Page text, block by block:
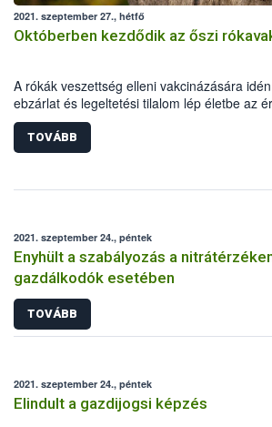
2021. szeptember 27., hétfő
Októberben kezdődik az őszi
A rókák veszettség elleni vakcinázására
ebzárlat és legeltetési tilalom lép életbe az
repülőgépes vakcinázás 2021. október 2-
keleti megyéiben.
TOVÁBB
2021. szeptember 24., péntek
Enyhült a szabályozás a
gazdálkodók esetében
TOVÁBB
2021. szeptember 24., péntek
Elindult a gazdijogsi képzés